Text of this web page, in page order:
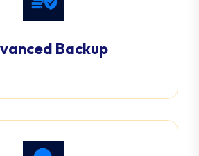
Backup